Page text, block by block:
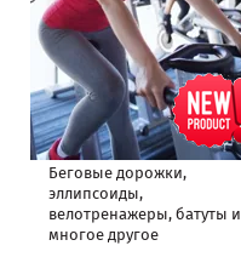
Беговые дорожки,
эллипсоиды,
велотренажеры, батуты и
многое другое